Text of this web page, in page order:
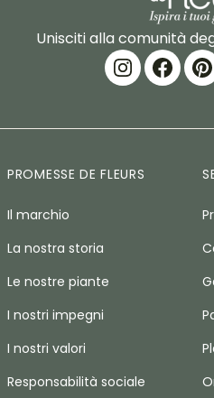
Unisciti alla comunità
PROMESSE DE FLEURS
Il marchio
La nostra storia
Le nostre piante
I nostri impegni
I nostri valori
Responsabilità sociale